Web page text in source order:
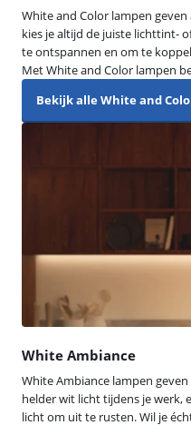
White and Color lampen
kies je altijd de juiste lichttint-
te ontspannen en om te
Met White and Color lampen
Bekijk alle White and
White Ambiance
White Ambiance lampen
helder wit licht tijdens je werk,
licht om uit te rusten. Wil je